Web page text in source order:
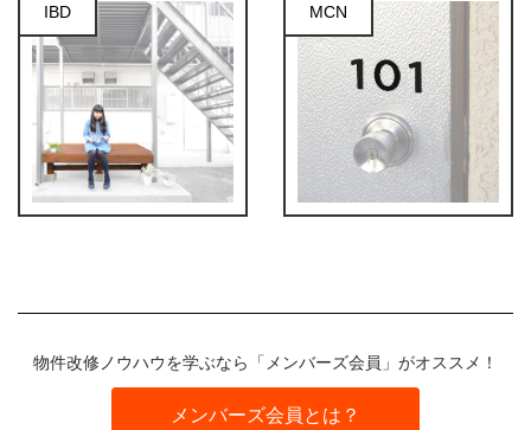
IBD MCN
物件改修ノウハウを学ぶなら「メンバーズ会員」がオススメ！
メンバーズ会員とは？